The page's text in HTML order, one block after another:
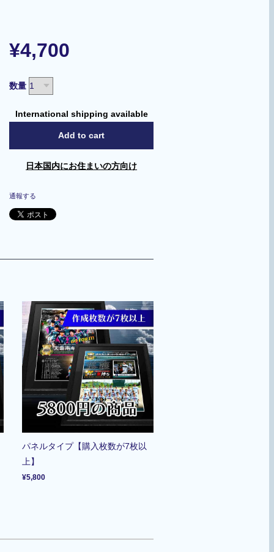
¥4,700
数量
International shipping available
Add to cart
日本国内にお住まいの方向け
通報する
パネルタイプ【購入枚数が7枚以
上】
¥5,800